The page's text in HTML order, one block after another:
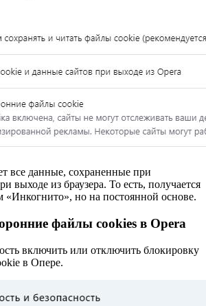
все данные, сохраненные при
выходе из браузера. То есть, получается
«Инкогнито», но на постоянной основе.
файлы cookies в Opera
включить или отключить блокировку
в Опере.